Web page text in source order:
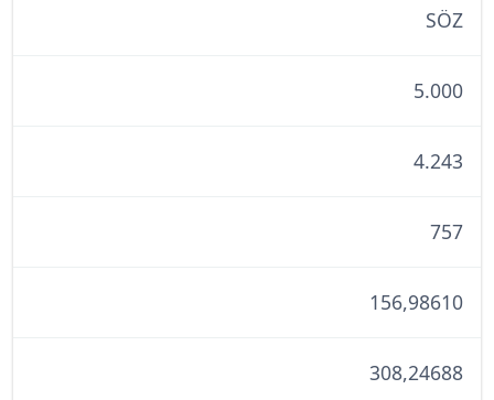
SÖZ
5.000
4.243
757
156,98610
308,24688